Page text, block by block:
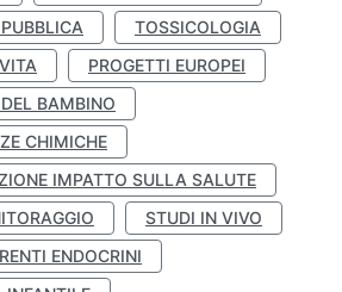
TOSSICOLOGIA
PROGETTI EUROPEI
BAMBINO
CHIMICHE
IMPATTO SULLA SALUTE
STUDI IN VIVO
ENDOCRINI